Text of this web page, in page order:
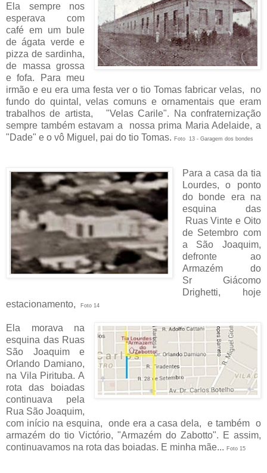
Ela sempre nos
esperava com
café em um bule
de ágata verde e
pizza de sardinha,
de massa grossa
e fofa. Para meu
irmão e eu era uma festa ver o tio Tomas fabricar velas, no
fundo do quintal, velas comuns e ornamentais que eram
trabalhos de artista, "Velas Carile". Na confraternização
sempre também estavam a nossa prima Maria Adelaide, a
"Dade" e o vô Miguel, pai do tio Tomas. Foto 13 - Garagem dos bondes
Para a casa da tia
Lourdes, o ponto
do bonde era na
esquina das
Ruas Vinte e Oito
de Setembro com
a São Joaquim,
defronte ao
Armazém do
Sr Giácomo
Drighetti, hoje
estacionamento,
Foto 14
Ela morava na
esquina das Ruas
São Joaquim e
Orlando Damiano,
na Vila Pirituba. A
rota das boiadas
continuava pela
Rua São Joaquim,
com início na esquina, onde era a casa dela, e também o
armazém do tio Victório, "Armazém do Zabotto". E assim,
continuavamos na rota das boiadas. E minha mãe... Foto 15